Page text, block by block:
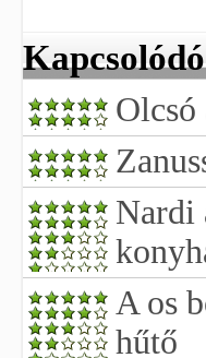
Nardi
A os
hűtő